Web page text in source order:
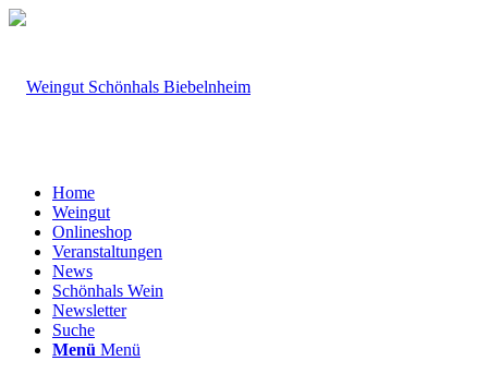
Home
Weingut
Onlineshop
Veranstaltungen
News
Schönhals Wein
Newsletter
Suche
Menü Menü